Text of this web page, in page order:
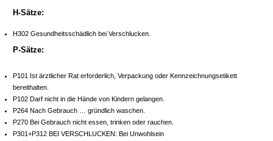
H-Sätze:
H302 Gesundheitsschädlich bei Verschlucken.
P-Sätze:
P101 Ist ärztlicher Rat erforderlich, Verpackung oder Kennzeichnungsetikett
bereithalten.
P102 Darf nicht in die Hände von Kindern gelangen.
P264 Nach Gebrauch … gründlich waschen.
P270 Bei Gebrauch nicht essen, trinken oder rauchen.
P301+P312 BEI VERSCHLUCKEN: Bei Unwohlsein